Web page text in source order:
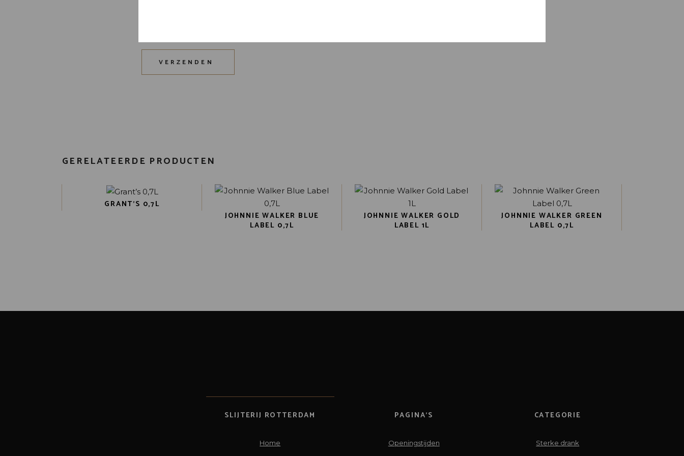
VERZENDEN
GERELATEERDE PRODUCTEN
GRANT’S 0,7L
JOHNNIE WALKER BLUE
LABEL 0,7L
JOHNNIE WALKER GOLD
LABEL 1L
JOHNNIE WALKER GREEN
LABEL 0,7L
SLIJTERIJ ROTTERDAM
Home
PAGINA’S
Openingstijden
CATEGORIE
Sterke drank